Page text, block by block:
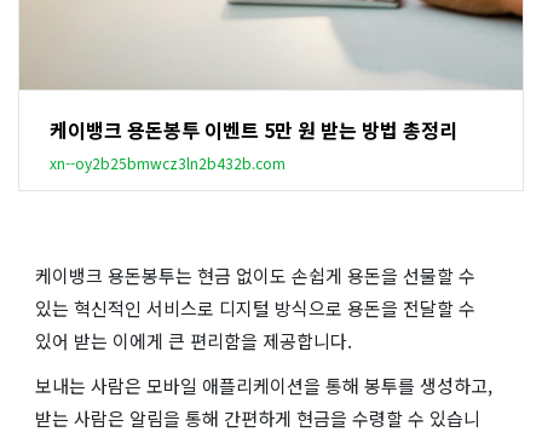
케이뱅크 용돈봉투 이벤트 5만 원 받는 방법 총정리
xn--oy2b25bmwcz3ln2b432b.com
케이뱅크 용돈봉투는 현금 없이도 손쉽게 용돈을 선물할 수
있는 혁신적인 서비스로 디지털 방식으로 용돈을 전달할 수
있어 받는 이에게 큰 편리함을 제공합니다.
보내는 사람은 모바일 애플리케이션을 통해 봉투를 생성하고,
받는 사람은 알림을 통해 간편하게 현금을 수령할 수 있습니